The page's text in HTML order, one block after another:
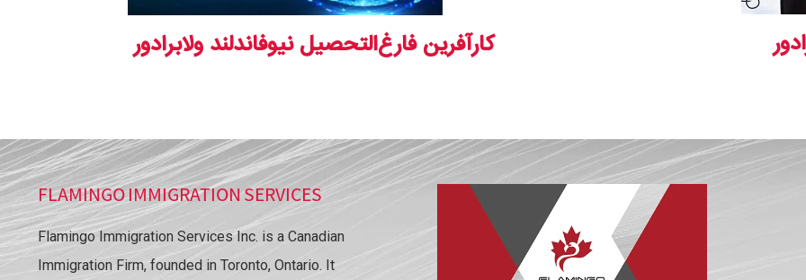
کارآفرین فارغ‌التحصیل نیوفاندلند ولابرادور
FLAMINGO IMMIGRATION SERVICES
Flamingo Immigration Services Inc. is a Canadian
Immigration Firm, founded in Toronto, Ontario. It